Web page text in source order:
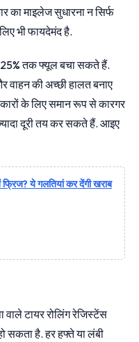
का माइलेज सुधारना न सिर्फ
भी फायदेमंद है.
तक फ्यूल बचा सकते हैं.
वाहन की अच्छी हालत बनाए
के लिए समान रूप से कारगर
दूरी तय कर सकते हैं. आइए
फ्रिज? ये गलतियां कर देंगी खराब
वाले टायर रोलिंग रेजिस्टेंस
सकता है. हर हफ्ते या लंबी